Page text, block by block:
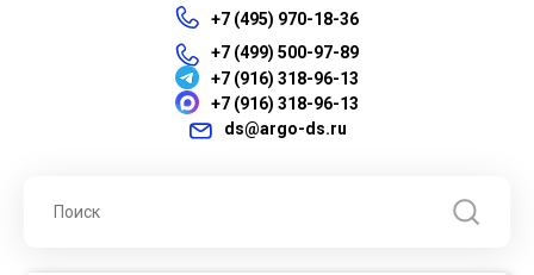
+7 (495) 970-18-36
+7 (499) 500-97-89
+7 (916) 318-96-13
+7 (916) 318-96-13
ds@argo-ds.ru